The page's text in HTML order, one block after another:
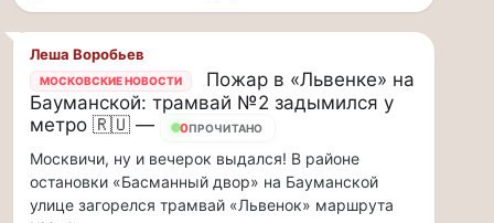
рядом
с
популярной
площадкой
«Гайд
Парк».
Здесь
можно
Леша Воробьев
МОСКОВСКИЕ НОВОСТИ
Пожар в «Львенке» на
Бауманской: трамвай №2 задымился у
метро 🇷🇺 —
0ПРОЧИТАНО
Москвичи, ну и вечерок выдался! В районе
остановки «Басманный двор» на Бауманской
улице загорелся трамвай «Львенок» маршрута